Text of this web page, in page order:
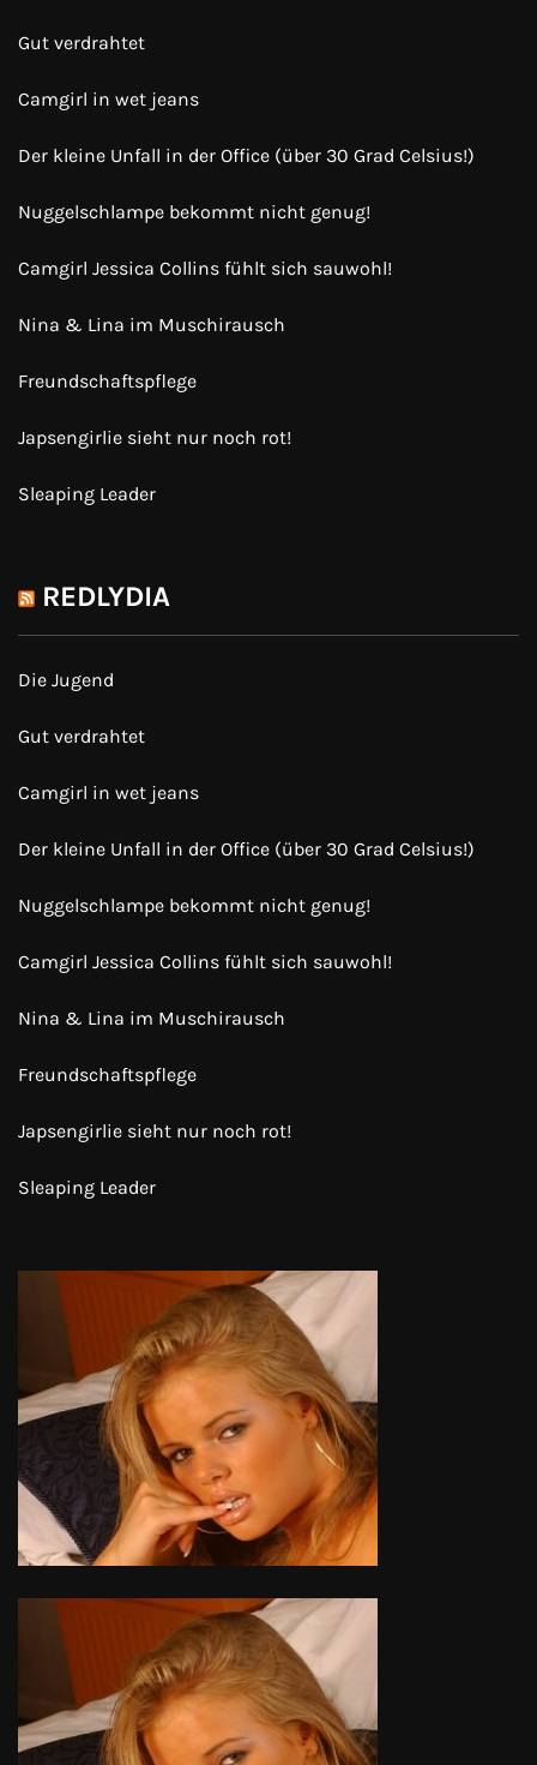
Gut verdrahtet
Camgirl in wet jeans
Der kleine Unfall in der Office (über 30 Grad Celsius!)
Nuggelschlampe bekommt nicht genug!
Camgirl Jessica Collins fühlt sich sauwohl!
Nina & Lina im Muschirausch
Freundschaftspflege
Japsengirlie sieht nur noch rot!
Sleaping Leader
REDLYDIA
Die Jugend
Gut verdrahtet
Camgirl in wet jeans
Der kleine Unfall in der Office (über 30 Grad Celsius!)
Nuggelschlampe bekommt nicht genug!
Camgirl Jessica Collins fühlt sich sauwohl!
Nina & Lina im Muschirausch
Freundschaftspflege
Japsengirlie sieht nur noch rot!
Sleaping Leader